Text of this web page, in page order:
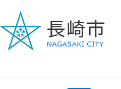
ジ
で
ュ
ば